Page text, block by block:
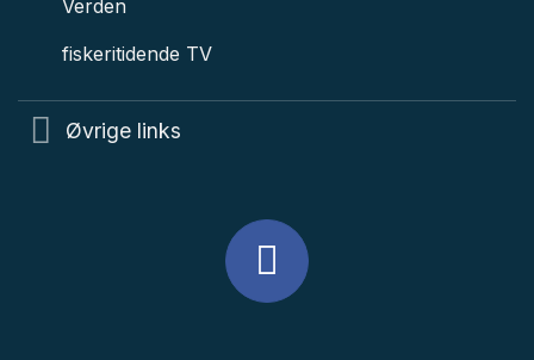
Verden
fiskeritidende TV
Øvrige links